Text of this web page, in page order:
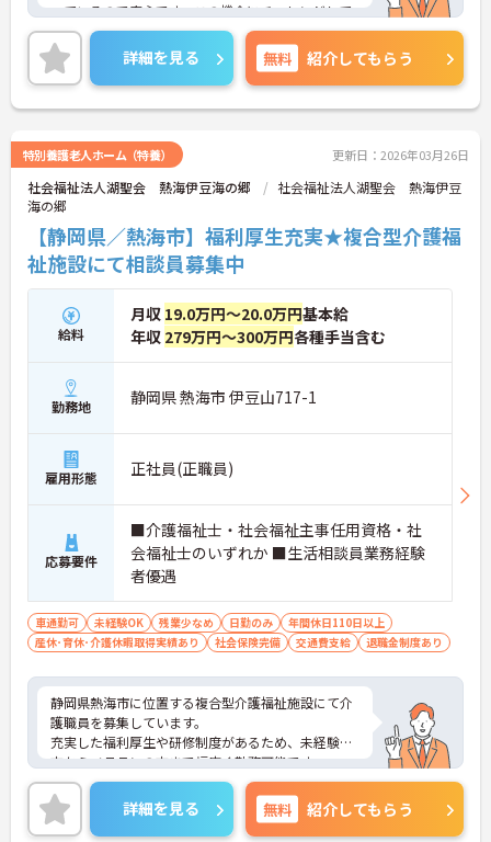
っているので安心です。この機会にチャレンジして
みませんか？スタッフ同士のコミュニケーションも
スムーズで人間関係も良好な職場です。
ご興味のある方はお気軽にお問い合わせください。
詳細を見る 無料 紹介してもらう
特別養護老人ホーム（特養） 更新日：2026年03月26日
社会福祉法人湖聖会 熱海伊豆海の郷
社会福祉法人湖聖会 熱海伊豆
海の郷
【静岡県／熱海市】福利厚生充実★複合型介護福
祉施設にて相談員募集中
給料
月収 19.0万円～20.0万円基本給
年収 279万円～300万円各種手当含む
勤務地 静岡県 熱海市 伊豆山717-1
雇用形態 正社員(正職員)
応募要件
■介護福祉士・社会福祉主事任用資格・社
会福祉士のいずれか ■生活相談員業務経験
者優遇
車通勤可 未経験OK 残業少なめ 日勤のみ
年間休日110日以上
産休･育休･介護休暇取得実績あり
社会保険完備 交通費支給 退職金制度あり
静岡県熱海市に位置する複合型介護福祉施設にて介
護職員を募集しています。
充実した福利厚生や研修制度があるため、未経験の
方からベテランの方まで幅広く勤務可能です。
ご興味をお持ちの方には詳細の情報や面接のポイン
トをお伝えしますのでお気軽にお問い合わせくださ
いませ。
詳細を見る 無料 紹介してもらう